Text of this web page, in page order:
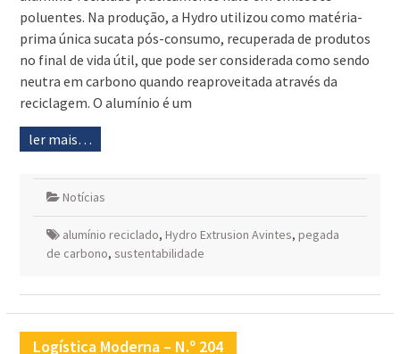
poluentes. Na produção, a Hydro utilizou como matéria-
prima única sucata pós-consumo, recuperada de produtos
no final de vida útil, que pode ser considerada como sendo
neutra em carbono quando reaproveitada através da
reciclagem. O alumínio é um
ler mais…
Notícias
alumínio reciclado, Hydro Extrusion Avintes, pegada
de carbono, sustentabilidade
Logística Moderna – N.º 204